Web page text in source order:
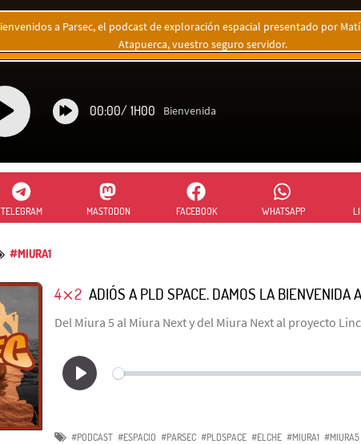
a Parsec, el podcast de exploración espacial presentado por
Atapuerca, vuestro seguro servidor.
00:00/ 1H00 Bienvenida
TELEGRAM MASTODON FACEBOOK WHATSAPP
#MIURA1
4⨯2 ADIÓS A PLD SPACE. DAMOS LA BIENVENIDA
Del Miura 5 al Miura Next y del Miura Next al proyecto
#PODCAST #ESPACIO #PARSEC #PLDSPACE #ELCHE #MIURA1 #MIURA5